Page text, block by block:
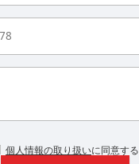
個人情報の取り扱いに同意する